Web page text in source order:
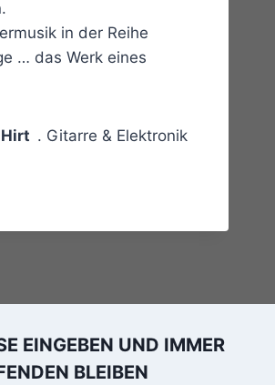
in der Reihe
… das Werk eines
. Gitarre & Elektronik
EINGEBEN UND IMMER
BLEIBEN